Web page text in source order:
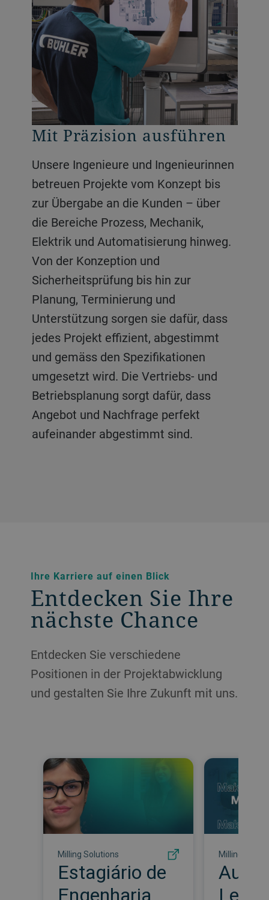
Mit Präzision ausführen
Unsere Ingenieure und Ingenieurinnen
betreuen Projekte vom Konzept bis
zur Übergabe an die Kunden – über
die Bereiche Prozess, Mechanik,
Elektrik und Automatisierung hinweg.
Von der Konzeption und
Sicherheitsprüfung bis hin zur
Planung, Terminierung und
Unterstützung sorgen sie dafür, dass
jedes Projekt effizient, abgestimmt
und gemäss den Spezifikationen
umgesetzt wird. Die Vertriebs- und
Betriebsplanung sorgt dafür, dass
Angebot und Nachfrage perfekt
aufeinander abgestimmt sind.
Alles im Griff behalten
Projektmanager koordinieren den
Fortschritt, indem sie Mitarbeitende,
Zeitpläne und Budgets aufeinander
abstimmen. Von detaillierten
Arbeitsplänen bis hin zur Koordination
der Beteiligten sorgen sie dafür, dass
alles reibungslos, pünktlich und nach
höchsten Standards abläuft.
Bauen Sie dort, wo es
Unsere site manager und
Baustellenleiterinnen sowie
Vorgesetzten leiten die Installation
und Inbetriebnahme mit Fokus und
Disziplin. Sie sorgen für die Sicherheit
auf der Baustelle, die Einhaltung
gesetzlicher Vorschriften und eine
nahtlose Übergabe an den Kunden –
und managen die letzten,
entscheidenden Schritte der Lieferung
mit Professionalität und Sorgfalt.
Ihre Karriere auf einen Blick
Entdecken Sie Ihre
nächste Chance
Entdecken Sie verschiedene
Positionen in der Projektabwicklung
und gestalten Sie Ihre Zukunft mit uns.